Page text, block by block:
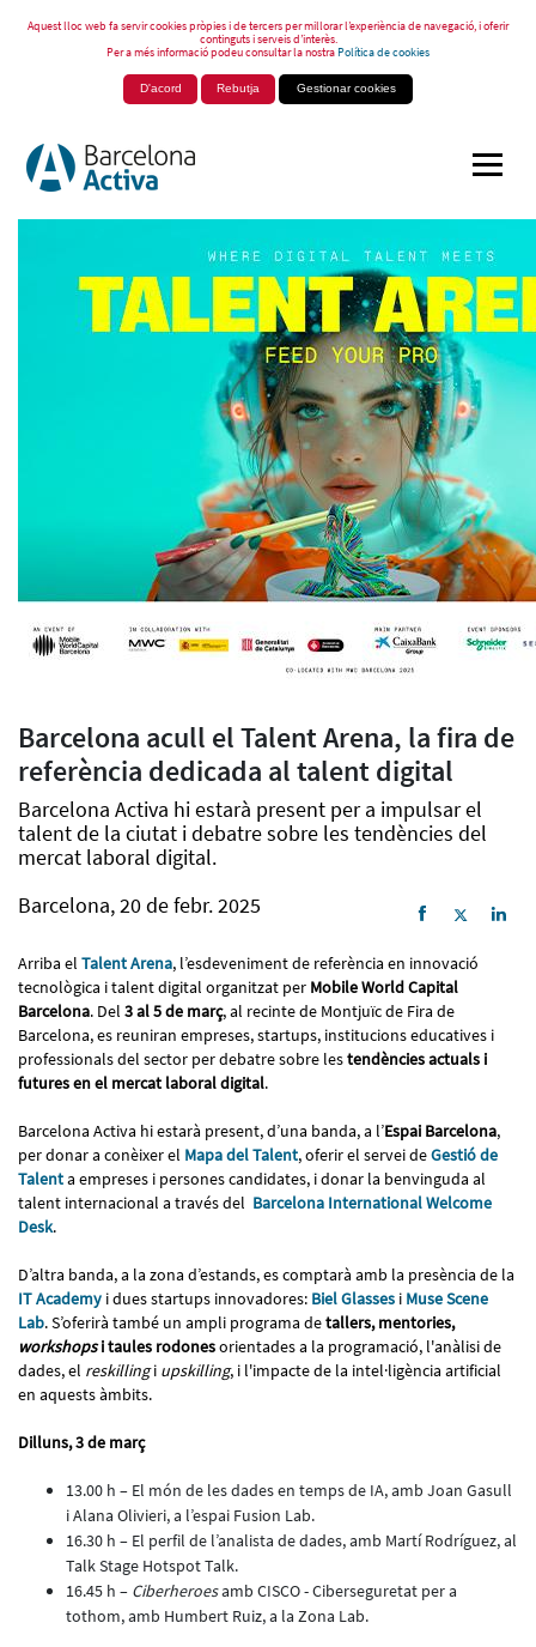
Aquest lloc web fa servir cookies pròpies i de tercers per millorar l’experiència de navegació, i oferir
continguts i serveis d’interès.
Per a més informació podeu consultar la nostraPolítica de cookies
D'acord Rebutja Gestionar cookies
Barcelona acull el Talent Arena, la fira de
referència dedicada al talent digital
Barcelona Activa hi estarà present per a impulsar el
talent de la ciutat i debatre sobre les tendències del
mercat laboral digital.
Barcelona, 20 de febr. 2025
Arriba el Talent Arena, l’esdeveniment de referència en innovació
tecnològica i talent digital organitzat per Mobile World Capital
Barcelona. Del 3 al 5 de març, al recinte de Montjuïc de Fira de
Barcelona, es reuniran empreses, startups, institucions educatives i
professionals del sector per debatre sobre lestendències actuals i
futures en el mercat laboral digital.
Barcelona Activa hi estarà present, d’una banda, a l’Espai Barcelona,
per donar a conèixer el Mapa del Talent, oferir el servei deGestió de
Talenta empreses i persones candidates, i donar la benvinguda al
talent internacional a través del Barcelona International Welcome
Desk.
D’altra banda, a la zona d’estands, es comptarà amb la presència de la
IT Academy i dues startups innovadores: Biel Glasses i Muse Scene
Lab. S’oferirà també un ampli programa detallers, mentories,
workshopsi taules rodonesorientades a la programació, l'anàlisi de
dades, el reskillingi upskilling, i l'impacte de la intel·ligència artificial
en aquests àmbits.
Dilluns, 3 de març
13.00 h – El món de les dades en temps de IA, amb Joan Gasull
i Alana Olivieri, a l’espai Fusion Lab.
16.30 h – El perfil de l’analista de dades, amb Martí Rodríguez, al
Talk Stage Hotspot Talk.
16.45 h – Ciberheroesamb CISCO - Ciberseguretat per a
tothom, amb Humbert Ruiz, a la Zona Lab.